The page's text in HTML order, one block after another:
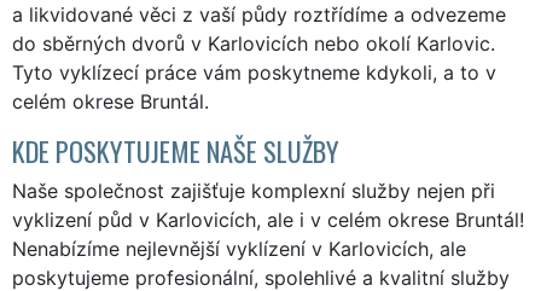
a likvidované věci z vaší půdy roztřídíme a odvezeme
do sběrných dvorů v Karlovicích nebo okolí Karlovic.
Tyto vyklízecí práce vám poskytneme kdykoli, a to v
celém okrese Bruntál.
KDE POSKYTUJEME NAŠE SLUŽBY
Naše společnost zajišťuje komplexní služby nejen při
vyklizení půd v Karlovicích, ale i v celém okrese Bruntál!
Nenabízíme nejlevnější vyklízení v Karlovicích, ale
poskytujeme profesionální, spolehlivé a kvalitní služby